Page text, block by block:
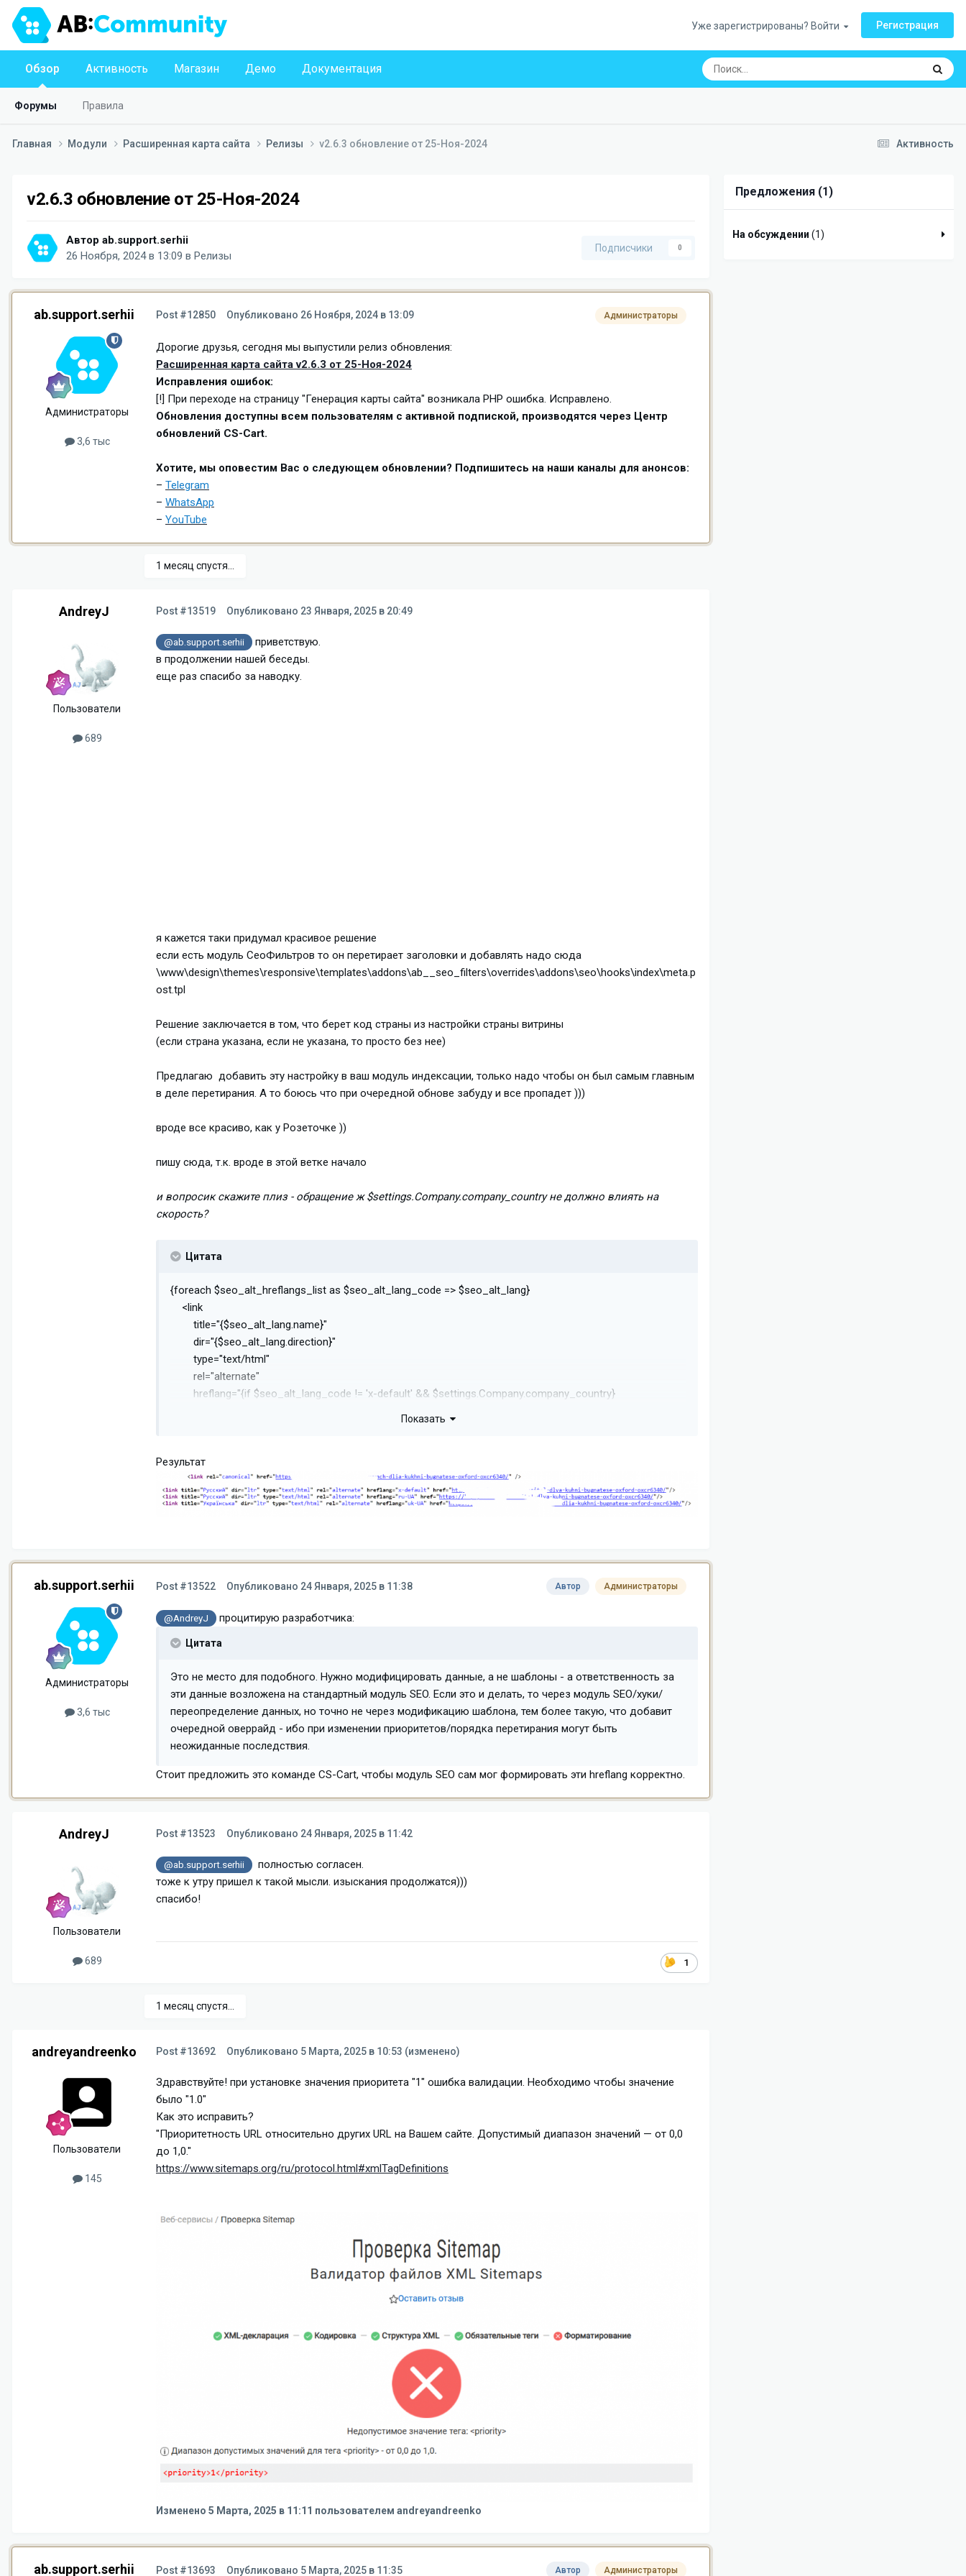
Уже зарегистрированы? Войти Регистрация
Обзор
Форумы Правила
Активность Магазин Демо Документация
Активность
Главная Модули Расширенная карта сайта Релизы v2.6.3 обновление от 25-Ноя-2024
v2.6.3 обновление от 25-Ноя-2024
Автор ab.support.serhii
26 Ноября, 2024 в 13:09 в Релизы
Подписчики 0
ab.support.serhii
Администраторы
3,6 тыс
Администраторы
Post #12850 Опубликовано 26 Ноября, 2024 в 13:09
Дорогие друзья, сегодня мы выпустили релиз обновления:
Расширенная карта сайта v2.6.3 от 25-Ноя-2024
Исправления ошибок:
[!] При переходе на страницу "Генерация карты сайта" возникала PHP ошибка. Исправлено.
Обновления доступны всем пользователям с активной подпиской, производятся через Центр
обновлений CS-Cart.
Хотите, мы оповестим Вас о следующем обновлении? Подпишитесь на наши каналы для анонсов:
– Telegram
– WhatsApp
– YouTube
1 месяц спустя...
AndreyJ
Пользователи
689
Post #13519 Опубликовано 23 Января, 2025 в 20:49
@ab.support.serhii
приветствую.
в продолжении нашей беседы.
еще раз спасибо за наводку.
я кажется таки придумал красивое решение
если есть модуль СеоФильтров то он перетирает заголовки и добавлять надо сюда
\www\design\themes\responsive\templates\addons\ab__seo_filters\overrides\addons\seo\hooks\index\meta.p
ost.tpl
Решение заключается в том, что берет код страны из настройки страны витрины
(если страна указана, если не указана, то просто без нее)
Предлагаю добавить эту настройку в ваш модуль индексации, только надо чтобы он был самым главным
в деле перетирания. А то боюсь что при очередной обнове забуду и все пропадет )))
вроде все красиво, как у Розеточке ))
пишу сюда, т.к. вроде в этой ветке начало
и вопросик скажите плиз - обращение ж $settings.Company.company_country не должно влиять на
скорость?
Цитата
{foreach $seo_alt_hreflangs_list as $seo_alt_lang_code => $seo_alt_lang}
<link
title="{$seo_alt_lang.name}"
dir="{$seo_alt_lang.direction}"
type="text/html"
rel="alternate"
hreflang="{if $seo_alt_lang_code != 'x-default' && $settings.Company.company_country}
{/foreach}
Показать
Результат
ab.support.serhii
Администраторы
3,6 тыс
Автор Администраторы
Post #13522 Опубликовано 24 Января, 2025 в 11:38
@AndreyJ процитирую разработчика:
Цитата
Это не место для подобного. Нужно модифицировать данные, а не шаблоны - а ответственность за
эти данные возложена на стандартный модуль SEO. Если это и делать, то через модуль SEO/хуки/
переопределение данных, но точно не через модификацию шаблона, тем более такую, что добавит
очередной оверрайд - ибо при изменении приоритетов/порядка перетирания могут быть
неожиданные последствия.
Стоит предложить это команде CS-Cart, чтобы модуль SEO сам мог формировать эти hreflang корректно.
AndreyJ
Пользователи
689
Post #13523 Опубликовано 24 Января, 2025 в 11:42
@ab.support.serhii
полностью согласен.
тоже к утру пришел к такой мысли. изыскания продолжатся)))
спасибо!
1
1 месяц спустя...
andreyandreenko
Пользователи
145
Post #13692 Опубликовано 5 Марта, 2025 в 10:53 (изменено)
Здравствуйте! при установке значения приоритета "1" ошибка валидации. Необходимо чтобы значение
было "1.0"
Как это исправить?
"Приоритетность URL относительно других URL на Вашем сайте. Допустимый диапазон значений — от 0,0
до 1,0."
https://www.sitemaps.org/ru/protocol.html#xmlTagDefinitions
Изменено 5 Марта, 2025 в 11:11 пользователем andreyandreenko
ab.support.serhii Автор Администраторы
Post #13693 Опубликовано 5 Марта, 2025 в 11:35
Предложения (1)
На обсуждении (1)